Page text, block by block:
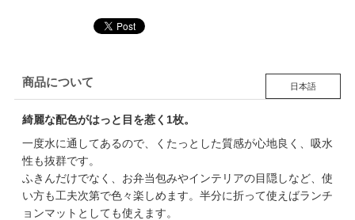
商品について 日本語
綺麗な配色がはっと目を惹く1枚。
一度水に通してあるので、くたっとした質感が心地良く、吸水
性も抜群です。
ふきんだけでなく、お弁当包みやインテリアの目隠しなど、使
い方も工夫次第で色々楽しめます。半分に折って使えばランチ
ョンマットとしても使えます。